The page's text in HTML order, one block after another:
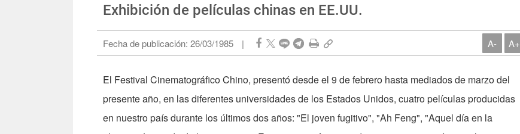
Exhibición de películas chinas en EE.UU.
Fecha de publicación: 26/03/1985 | A- A+
El Festival Cinematográfico Chino, presentó desde el 9 de febrero hasta mediados de marzo del
presente año, en las diferentes universidades de los Estados Unidos, cuatro películas producidas
en nuestro país durante los últimos dos años: "El joven fugitivo", "Ah Feng", "Aquel día en la